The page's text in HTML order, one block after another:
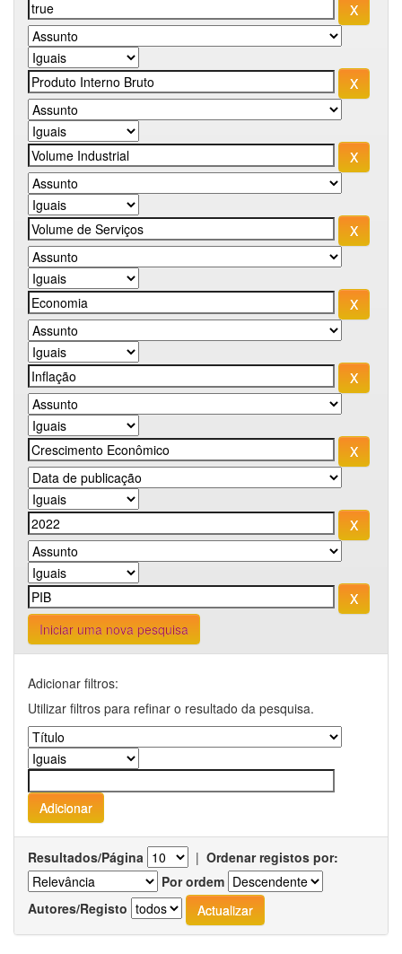
Iniciar uma nova pesquisa
Adicionar filtros:
Utilizar filtros para refinar o resultado da pesquisa.
Resultados/Página | Ordenar registos por:
Por ordem
Autores/Registo